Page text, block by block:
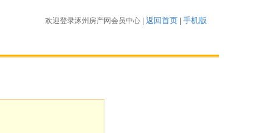
欢迎登录涿州房产网会员中心 | 返回首页 手机版